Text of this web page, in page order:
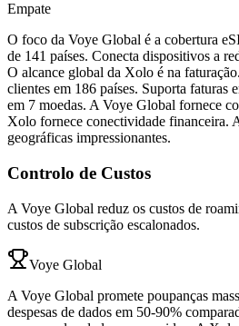
Empate
O foco da Voye Global é a cobertura
de 141 países. Conecta dispositivos a
O alcance global da Xolo é na
clientes em 186 países. Suporta faturas
em 7 moedas. A Voye Global fornece
Xolo fornece conectividade financeira.
geográficas impressionantes.
Controlo de Custos
A Voye Global reduz os custos de
custos de subscrição escalonados.
Voye Global
A Voye Global promete poupanças
despesas de dados em 50-90%